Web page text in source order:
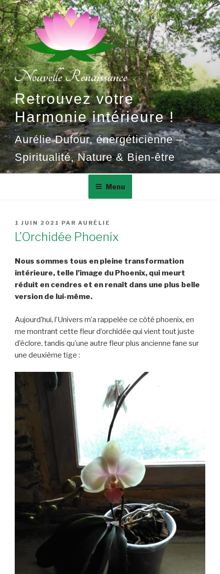
Aller
au
contenu
principal
Retrouvez votre
Harmonie intérieure !
Aurélie Dufour, énergéticienne –
Spiritualité, Nature & Bien-être
Menu
PUBLIÉ
LE
1 JUIN 2021 PAR AURÉLIE
L’Orchidée Phoenix
Nous sommes tous en pleine transformation
intérieure, telle l’image du Phoenix, qui meurt
réduit en cendres et en renaît dans une plus belle
version de lui-même.
Aujourd’hui, l’Univers m’a rappelée ce côté phoenix, en
me montrant cette fleur d’orchidée qui vient tout juste
d’éclore, tandis qu’une autre fleur plus ancienne fane sur
une deuxième tige :